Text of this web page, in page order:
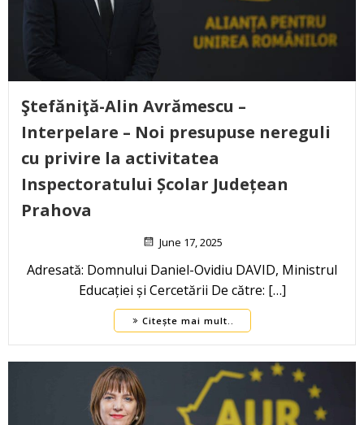
Ştefăniţă-Alin Avrămescu –
Interpelare – Noi presupuse nereguli
cu privire la activitatea
Inspectoratului Școlar Județean
Prahova
June 17, 2025
Adresată: Domnului Daniel-Ovidiu DAVID, Ministrul
Educației și Cercetării De către: […]
Citește mai mult..